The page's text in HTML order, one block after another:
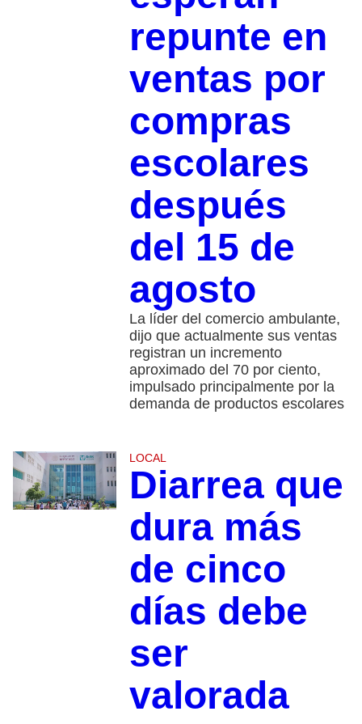
repunte en
ventas por
compras
escolares
después
del 15 de
agosto
La líder del comercio ambulante,
dijo que actualmente sus ventas
registran un incremento
aproximado del 70 por ciento,
impulsado principalmente por la
demanda de productos escolares
LOCAL
Diarrea que
dura más
de cinco
días debe
ser
valorada